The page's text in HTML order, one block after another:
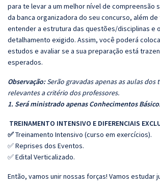
para te levar a um melhor nível de compreensão
da banca organizadora do seu concurso, além de
entender a estrutura das questões/disciplinas e
detalhamento exigido. Assim, você poderá
estudos e avaliar se a sua preparação está
esperados.
Observação:Serão gravadas apenas as aulas dos
relevantes a critério dos professores.
1. Será ministrado apenas Conhecimentos
TREINAMENTO INTENSIVO E DIFERENCIAIS
✅Treinamento Intensivo (curso em exercícios).
✅ Reprises dos Eventos.
✅ Edital Verticalizado.
Então, vamos unir nossas forças! Vamos estudar